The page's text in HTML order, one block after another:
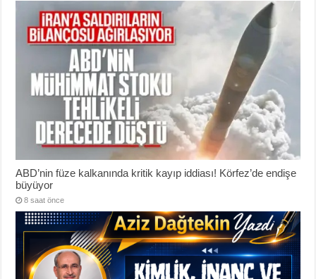
ABD’nin füze kalkanında kritik kayıp iddiası! Körfez’de endişe
büyüyor
8 saat önce